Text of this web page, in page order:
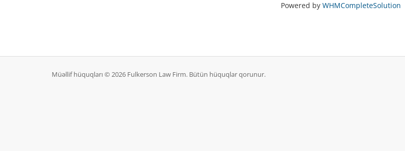
Powered by WHMCompleteSolution
Müəllif hüquqları © 2026 Fulkerson Law Firm. Bütün hüquqlar qorunur.